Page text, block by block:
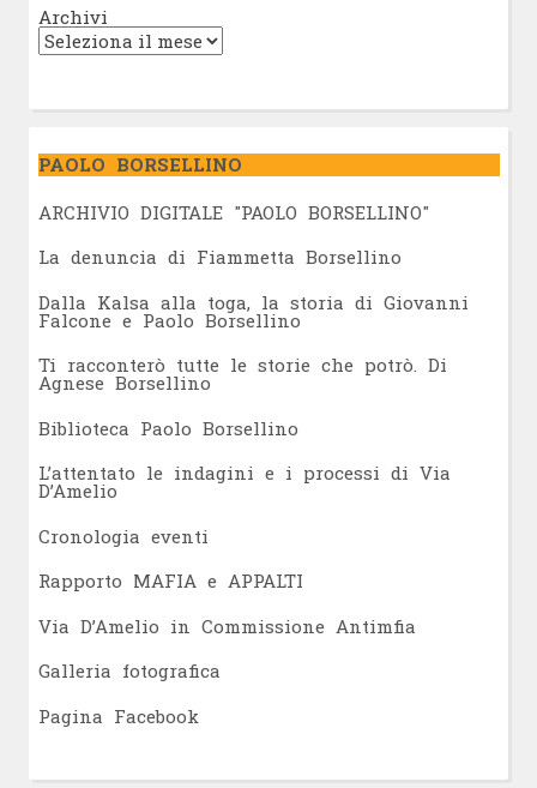
Archivi
PAOLO BORSELLINO
ARCHIVIO DIGITALE "PAOLO BORSELLINO"
La denuncia di Fiammetta Borsellino
Dalla Kalsa alla toga, la storia di Giovanni
Falcone e Paolo Borsellino
Ti racconterò tutte le storie che potrò. Di
Agnese Borsellino
Biblioteca Paolo Borsellino
L’attentato le indagini e i processi di Via
D’Amelio
Cronologia eventi
Rapporto MAFIA e APPALTI
Via D’Amelio in Commissione Antimfia
Galleria fotografica
Pagina Facebook